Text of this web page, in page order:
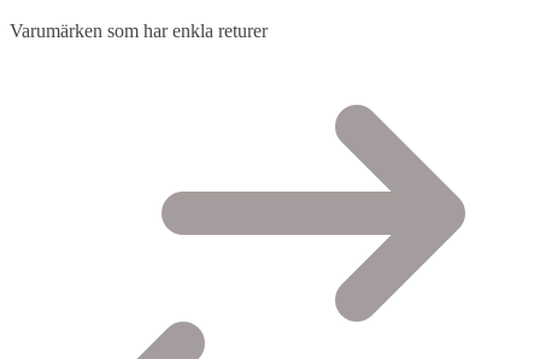
Varumärken som har enkla returer